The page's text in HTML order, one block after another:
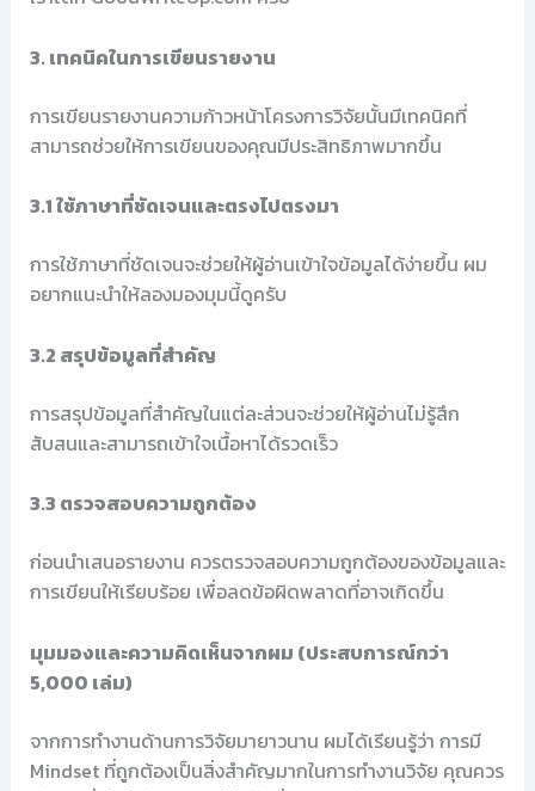
3. เทคนิคในการเขียนรายงาน
การเขียนรายงานความก้าวหน้าโครงการวิจัยนั้นมีเทคนิคที่
สามารถช่วยให้การเขียนของคุณมีประสิทธิภาพมากขึ้น
3.1 ใช้ภาษาที่ชัดเจนและตรงไปตรงมา
การใช้ภาษาที่ชัดเจนจะช่วยให้ผู้อ่านเข้าใจข้อมูลได้ง่ายขึ้น ผม
อยากแนะนำให้ลองมองมุมนี้ดูครับ
3.2 สรุปข้อมูลที่สำคัญ
การสรุปข้อมูลที่สำคัญในแต่ละส่วนจะช่วยให้ผู้อ่านไม่รู้สึก
สับสนและสามารถเข้าใจเนื้อหาได้รวดเร็ว
3.3 ตรวจสอบความถูกต้อง
ก่อนนำเสนอรายงาน ควรตรวจสอบความถูกต้องของข้อมูลและ
การเขียนให้เรียบร้อย เพื่อลดข้อผิดพลาดที่อาจเกิดขึ้น
มุมมองและความคิดเห็นจากผม (ประสบการณ์กว่า
5,000 เล่ม)
จากการทำงานด้านการวิจัยมายาวนาน ผมได้เรียนรู้ว่า การมี
Mindset ที่ถูกต้องเป็นสิ่งสำคัญมากในการทำงานวิจัย คุณควร